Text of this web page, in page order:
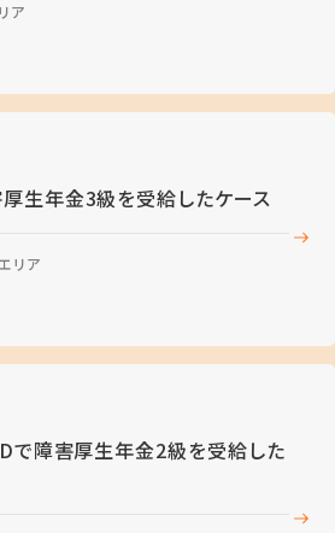
ア
生年金3級を受給したケース
リア
で障害厚生年金2級を受給した